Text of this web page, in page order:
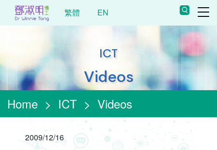
繁體 EN
ICT
Videos
Home > ICT > Videos
2009/12/16